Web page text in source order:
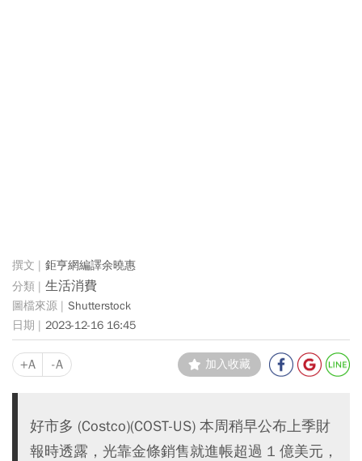
鉅亨網編譯余曉惠
生活消費
Shutterstock
2023-12-16 16:45
+A -A 加入收藏
好市多 (Costco)(COST-US) 本周稍早公布上季財
報時透露，光靠金條銷售就進帳超過 1 億美元，